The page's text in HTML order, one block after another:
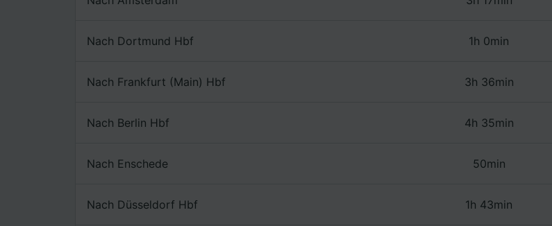
Nach Dortmund Hbf 1h 0min
Nach Frankfurt (Main) Hbf 3h 36min
Nach Berlin Hbf 4h 35min
Nach Enschede 50min
Nach Düsseldorf Hbf 1h 43min